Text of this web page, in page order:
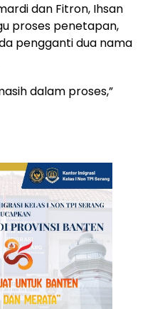
dan Fitron, Ihsan
proses penetapan,
pengganti dua nama
dalam proses,”